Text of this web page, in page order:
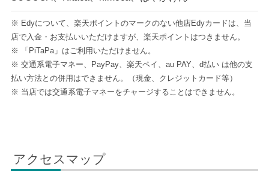
※ Edyについて、楽天ポイントのマークのない他店Edyカードは、当
店で入金・お支払いいただけますが、楽天ポイントはつきません。
※ 「PiTaPa」はご利用いただけません。
※ 交通系電子マネー、PayPay、楽天ペイ、au PAY、d払い は他の支
払い方法との併用はできません。（現金、クレジットカード等）
※ 当店では交通系電子マネーをチャージすることはできません。
アクセスマップ